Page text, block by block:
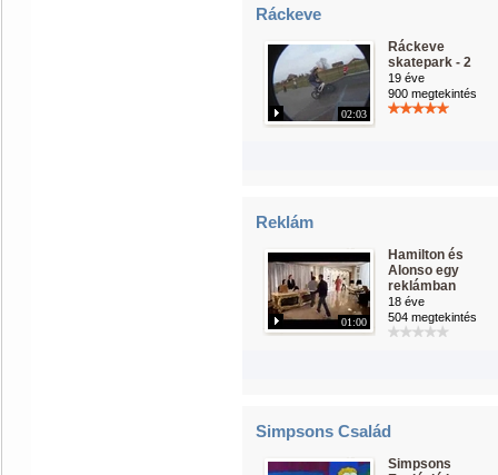
Ráckeve
02:03
Ráckeve
skatepark - 2
19 éve
900 megtekintés
Reklám
01:00
Hamilton és
Alonso egy
reklámban
18 éve
504 megtekintés
Simpsons Család
Simpsons